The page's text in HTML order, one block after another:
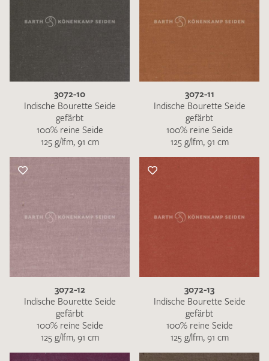
3072-10
Indische Bourette Seide
gefärbt
100% reine Seide
125 g/lfm, 91 cm
3072-11
Indische Bourette Seide
gefärbt
100% reine Seide
125 g/lfm, 91 cm
3072-12
Indische Bourette Seide
gefärbt
100% reine Seide
125 g/lfm, 91 cm
3072-13
Indische Bourette Seide
gefärbt
100% reine Seide
125 g/lfm, 91 cm